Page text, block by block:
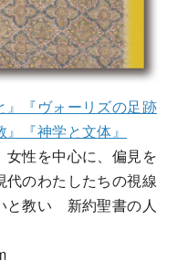
』『ヴォーリズの足跡
『神学と文体』
女性を中心に、偏見を
代のわたしたちの視線
と教い 新約聖書の人